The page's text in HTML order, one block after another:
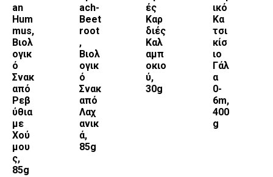
an
Hum
mus,
Βιολ
ογικ
ό
Σνακ
από
Ρεβ
ύθια
με
Χού
μου
ς,
85g
ach-
Beet
root
,
Βιολ
ογικ
ό
Σνακ
από
Λαχ
ανικ
ά,
85g
ές
Καρ
διές
Καλ
αμπ
οκιο
ύ,
30g
ικό
Κα
τσι
κίσ
ιο
Γάλ
α
0-
6m,
400
g